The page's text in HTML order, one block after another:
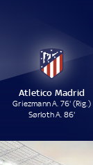
Atletico Madrid
Griezmann A. 76' (Rig.)
Sørloth A. 86'